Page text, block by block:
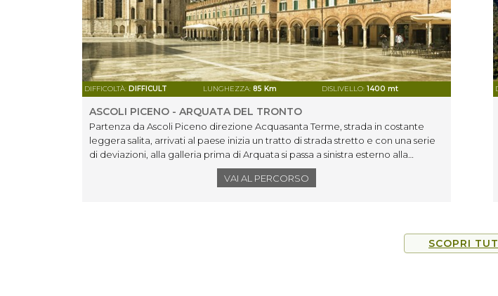
DIFFICOLTÀ: DIFFICULT LUNGHEZZA:85 Km DISLIVELLO:1400 mt
ASCOLI PICENO - ARQUATA DEL TRONTO
Partenza da Ascoli Piceno direzione Acquasanta Terme, strada in costante
leggera salita, arrivati al paese inizia un tratto di strada stretto e con una serie
di deviazioni, alla galleria prima di Arquata si passa a sinistra esterno alla
galleria.Ad Arquata inizia una vera salita di 8km verso Petrare, per poi tenere
la destra verso il passo del Galluccio, si scende verso Balzo e Montegallo per
VAI AL PERCORSO
SCOPRI